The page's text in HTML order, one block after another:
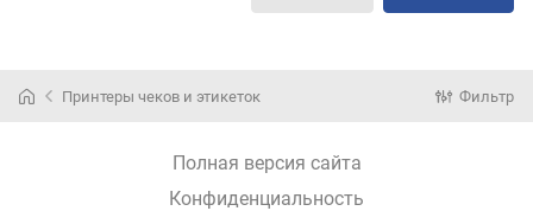
Принтеры чеков и этикеток Фильтр
Полная версия сайта
Конфиденциальность